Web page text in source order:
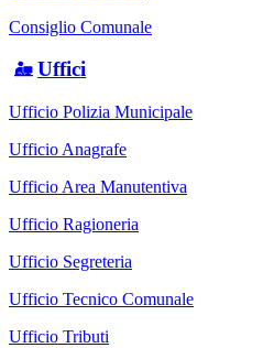
Consiglio Comunale
Uffici
Ufficio Polizia Municipale
Ufficio Anagrafe
Ufficio Area Manutentiva
Ufficio Ragioneria
Ufficio Segreteria
Ufficio Tecnico Comunale
Ufficio Tributi